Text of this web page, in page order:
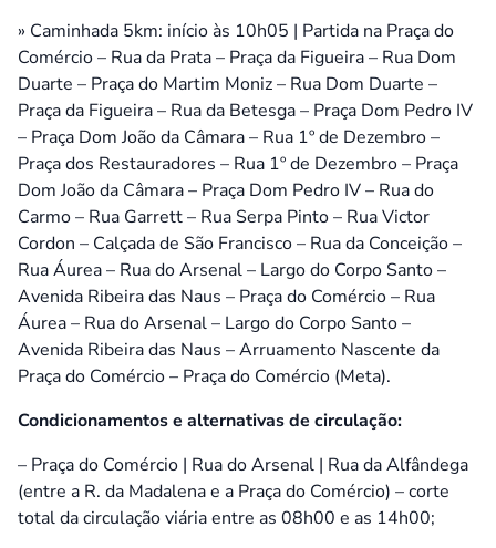
» Caminhada 5km: início às 10h05 | Partida na Praça do
Comércio – Rua da Prata – Praça da Figueira – Rua Dom
Duarte – Praça do Martim Moniz – Rua Dom Duarte –
Praça da Figueira – Rua da Betesga – Praça Dom Pedro IV
– Praça Dom João da Câmara – Rua 1º de Dezembro –
Praça dos Restauradores – Rua 1º de Dezembro – Praça
Dom João da Câmara – Praça Dom Pedro IV – Rua do
Carmo – Rua Garrett – Rua Serpa Pinto – Rua Victor
Cordon – Calçada de São Francisco – Rua da Conceição –
Rua Áurea – Rua do Arsenal – Largo do Corpo Santo –
Avenida Ribeira das Naus – Praça do Comércio – Rua
Áurea – Rua do Arsenal – Largo do Corpo Santo –
Avenida Ribeira das Naus – Arruamento Nascente da
Praça do Comércio – Praça do Comércio (Meta).
Condicionamentos e alternativas de circulação:
– Praça do Comércio | Rua do Arsenal | Rua da Alfândega
(entre a R. da Madalena e a Praça do Comércio) – corte
total da circulação viária entre as 08h00 e as 14h00;